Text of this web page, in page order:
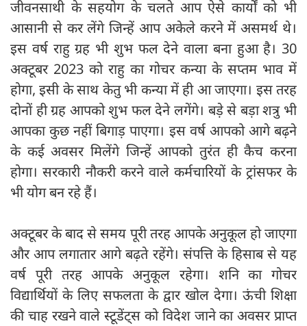
जीवनसाथी के सहयोग के चलते आप ऐसे कार्यों को भी
आसानी से कर लेंगे जिन्हें आप अकेले करने में असमर्थ थे।
इस वर्ष राहु ग्रह भी शुभ फल देने वाला बना हुआ है। 30
अक्टूबर 2023 को राहु का गोचर कन्या के सप्तम भाव में
होगा, इसी के साथ केतु भी कन्या में ही आ जाएगा। इस तरह
दोनों ही ग्रह आपको शुभ फल देने लगेंगे। बड़े से बड़ा शत्रु भी
आपका कुछ नहीं बिगाड़ पाएगा। इस वर्ष आपको आगे बढ़ने
के कई अवसर मिलेंगे जिन्हें आपको तुरंत ही कैच करना
होगा। सरकारी नौकरी करने वाले कर्मचारियों के ट्रांसफर के
भी योग बन रहे हैं।
अक्टूबर के बाद से समय पूरी तरह आपके अनुकूल हो जाएगा
और आप लगातार आगे बढ़ते रहेंगे। संपत्ति के हिसाब से यह
वर्ष पूरी तरह आपके अनुकूल रहेगा। शनि का गोचर
विद्यार्थियों के लिए सफलता के द्वार खोल देगा। ऊंची शिक्षा
की चाह रखने वाले स्टूडेंट्स को विदेश जाने का अवसर प्राप्त